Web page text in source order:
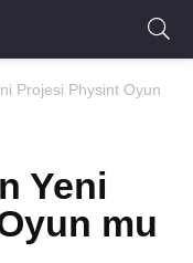
Projesi Physint Oyun
Yeni
mu